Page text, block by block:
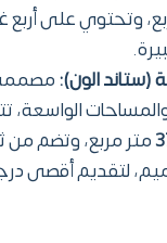
وتحتوي على
الون):
الواسعة،
متر مربع، وتضم
لتقديم أقصى